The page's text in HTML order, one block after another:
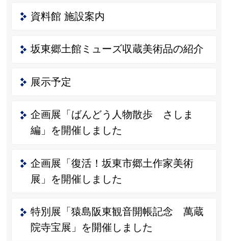
資料館 施設案内
坂東郷土館ミューズ収蔵美術品の紹介
展示予定
企画展「ばんどう人物散歩 さしま
編」を開催しました
企画展「復活！坂東市郷土作家美術
展」を開催しました
特別展「猿島阪東観音開帳記念 萬蔵
院寺宝展」を開催しました